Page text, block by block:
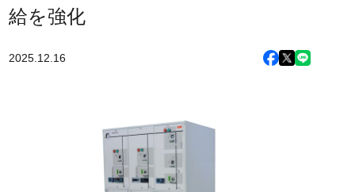
給を強化
2025.12.16